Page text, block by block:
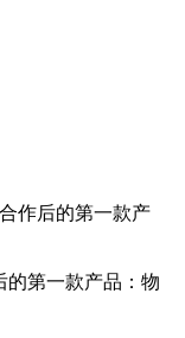
作后的第一款产
第一款产品：物